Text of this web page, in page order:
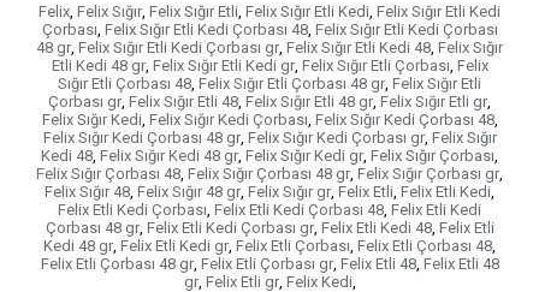
Felix Felix Sığır Felix Sığır Etli Felix Sığır Etli Kedi Felix Sığır Etli Kedi
Çorbası Felix Sığır Etli Kedi Çorbası 48, Felix Sığır Etli Kedi Çorbası
48 gr Felix Sığır Etli Kedi Çorbası gr Felix Sığır Etli Kedi 48 Felix Sığır
Etli Kedi 48 gr, Felix Sığır Etli Kedi gr, Felix Sığır Etli Çorbası Felix
Sığır Etli Çorbası 48 Felix Sığır Etli Çorbası 48 gr Felix Sığır Etli
Çorbası gr Felix Sığır Etli 48 Felix Sığır Etli 48 gr Felix Sığır Etli gr
Felix Sığır Kedi Felix Sığır Kedi Çorbası Felix Sığır Kedi Çorbası 48,
Felix Sığır Kedi Çorbası 48 gr, Felix Sığır Kedi Çorbası gr, Felix Sığır
Kedi 48 Felix Sığır Kedi 48 gr Felix Sığır Kedi gr Felix Sığır Çorbası
Felix Sığır Çorbası 48 Felix Sığır Çorbası 48 gr Felix Sığır Çorbası gr
Felix Sığır 48 Felix Sığır 48 gr Felix Sığır gr Felix Etli Felix Etli Kedi
Felix Etli Kedi Çorbası Felix Etli Kedi Çorbası 48 Felix Etli Kedi
Çorbası 48 gr, Felix Etli Kedi Çorbası gr, Felix Etli Kedi 48, Felix Etli
Kedi 48 gr Felix Etli Kedi gr Felix Etli Çorbası Felix Etli Çorbası 48
Felix Etli Çorbası 48 gr, Felix Etli Çorbası gr, Felix Etli 48, Felix Etli 48
gr, Felix Etli gr, Felix Kedi